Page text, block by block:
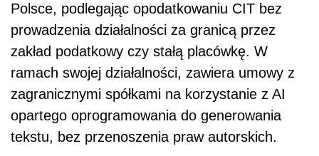
Polsce, podlegając opodatkowaniu CIT bez
prowadzenia działalności za granicą przez
zakład podatkowy czy stałą placówkę. W
ramach swojej działalności, zawiera umowy z
zagranicznymi spółkami na korzystanie z AI
opartego oprogramowania do generowania
tekstu, bez przenoszenia praw autorskich.